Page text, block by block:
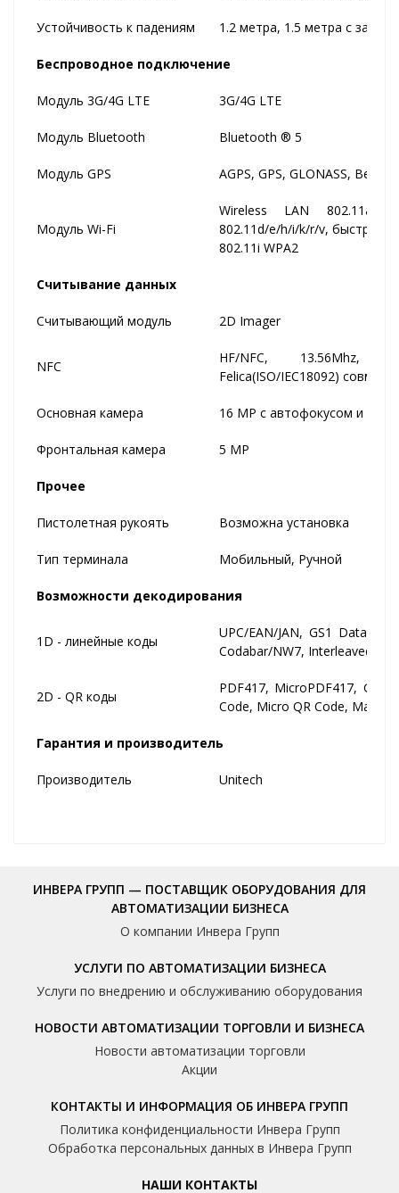
Устойчивость к падениям 1.2 метра, 1.5 метра с
Беспроводное подключение
Модуль 3G/4G LTE 3G/4G LTE
Модуль Bluetooth Bluetooth ® 5
Модуль GPS AGPS, GPS, GLONASS,
Модуль Wi-Fi
Wireless LAN 802.11a/
802.11d/e/h/i/k/r/v, быстрый
802.11i WPA2
Считывание данных
Считывающий модуль 2D Imager
NFC
HF/NFC, 13.56Mhz,
Felica(ISO/IEC18092)
Основная камера 16 MP с автофокусом и
Фронтальная камера 5 MP
Прочее
Пистолетная рукоять Возможна установка
Тип терминала Мобильный, Ручной
Возможности декодирования
1D - линейные коды
UPC/EAN/JAN, GS1
Codabar/NW7, Interleaved 2
2D - QR коды
PDF417, MicroPDF417, GS1
Code, Micro QR Code,
Гарантия и производитель
Производитель Unitech
ИНВЕРА ГРУПП — ПОСТАВЩИК ОБОРУДОВАНИЯ ДЛЯ
АВТОМАТИЗАЦИИ БИЗНЕСА
О компании Инвера Групп
УСЛУГИ ПО АВТОМАТИЗАЦИИ БИЗНЕСА
Услуги по внедрению и обслуживанию оборудования
НОВОСТИ АВТОМАТИЗАЦИИ ТОРГОВЛИ И БИЗНЕСА
Новости автоматизации торговли
Акции
КОНТАКТЫ И ИНФОРМАЦИЯ ОБ ИНВЕРА ГРУПП
Политика конфиденциальности Инвера Групп
Обработка персональных данных в Инвера Групп
НАШИ КОНТАКТЫ